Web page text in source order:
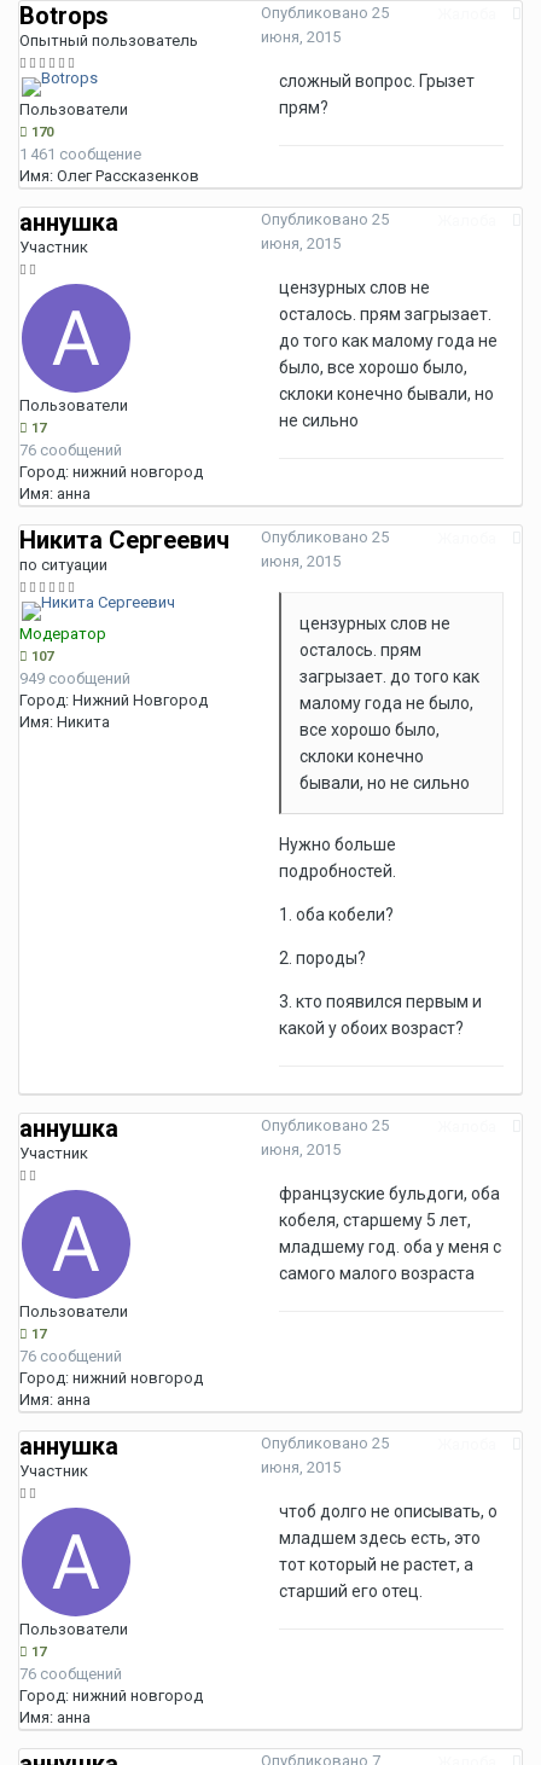
Botrops
Опытный пользователь
Пользователи
170
1 461 сообщение
Имя: Олег Рассказенков
Опубликовано 25
июня, 2015
сложный вопрос. Грызет
прям?
аннушка
Участник
Пользователи
17
76 сообщений
Город: нижний новгород
Имя: анна
Опубликовано 25
июня, 2015
цензурных слов не
осталось. прям загрызает.
до того как малому года не
было, все хорошо было,
склоки конечно бывали, но
не сильно
Никита Сергеевич
по ситуации
Модератор
107
949 сообщений
Город: Нижний Новгород
Имя: Никита
Опубликовано 25
июня, 2015
цензурных слов не
осталось. прям
загрызает. до того как
малому года не было,
все хорошо было,
склоки конечно
бывали, но не сильно
Нужно больше
подробностей.
1. оба кобели?
2. породы?
3. кто появился первым и
какой у обоих возраст?
аннушка
Участник
Пользователи
17
76 сообщений
Город: нижний новгород
Имя: анна
Опубликовано 25
июня, 2015
францзуские бульдоги, оба
кобеля, старшему 5 лет,
младшему год. оба у меня с
самого малого возраста
аннушка
Участник
Пользователи
17
76 сообщений
Город: нижний новгород
Имя: анна
Опубликовано 25
июня, 2015
чтоб долго не описывать, о
младшем здесь есть, это
тот который не растет, а
старший его отец.
Опубликовано 7